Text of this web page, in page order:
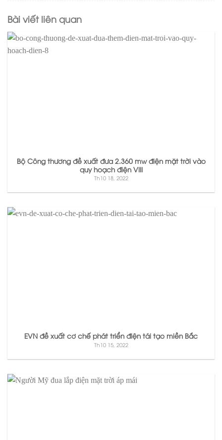
Bài viết liên quan
Bộ Công thương đề xuất đưa 2.360 mw điện mặt trời vào
quy hoạch điện VIII
Th10 18, 2022
EVN đề xuất cơ chế phát triển điện tái tạo miền Bắc
Th10 15, 2022